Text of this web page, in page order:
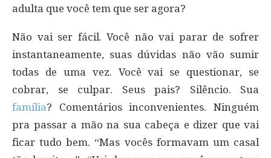
adulta que você tem que ser agora?
Não vai ser fácil. Você não vai parar de sofrer
instantaneamente, suas dúvidas não vão sumir
todas de uma vez. Você vai se questionar, se
cobrar, se culpar. Seus pais? Silêncio. Sua
família? Comentários inconvenientes. Ninguém
pra passar a mão na sua cabeça e dizer que vai
ficar tudo bem. “Mas vocês formavam um casal